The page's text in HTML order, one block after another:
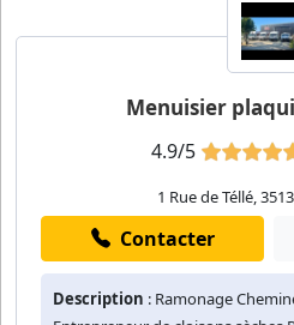
Menuisier
4.9/5
1 Rue de Téllé,
Contacter
Description : Ramonage